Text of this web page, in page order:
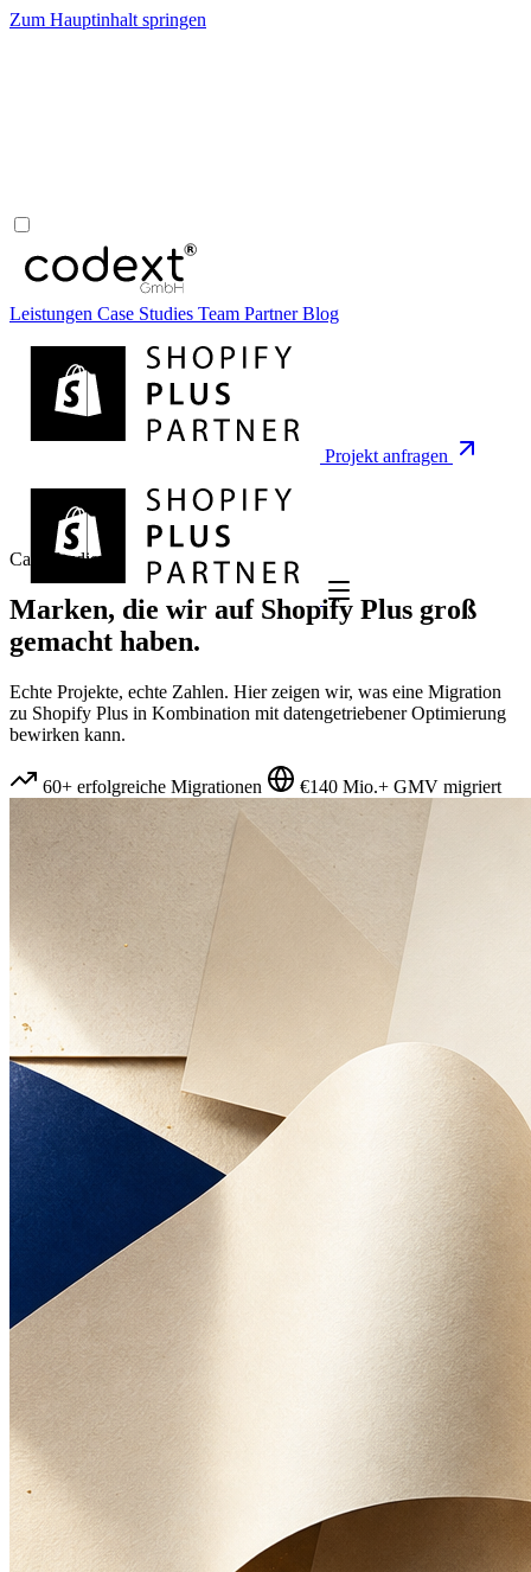
Zum Hauptinhalt springen
Leistungen Case Studies Team PartnerBlog
Projekt anfragen
Case Studies
Marken, die wir auf Shopify Plus groß
gemacht haben.
Echte Projekte, echte Zahlen. Hier zeigen wir, was eine Migration
zu Shopify Plus in Kombination mit datengetriebener Optimierung
bewirken kann.
60+ erfolgreiche Migrationen €140 Mio.+ GMV migriert